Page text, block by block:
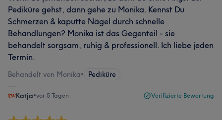
Pediküre gehst, dann gehe zu Monika. Kennst Du
Schmerzen & kaputte Nägel durch schnelle
Behandlungen? Monika ist das Gegenteil - sie
behandelt sorgsam, ruhig & professionell. Ich liebe jeden
Termin.
Behandelt von Monika• Pediküre
Katja•vor 5 Tagen Verifizierte Bewertung